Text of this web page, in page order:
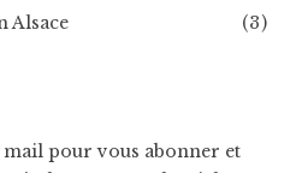
Alsace
(3)
mail pour vous abonner et